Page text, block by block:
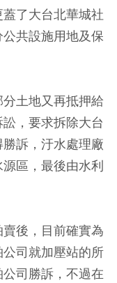
了大台北華城社
共設施用地及保
土地又再抵押給
，要求拆除大台
訴，汙水處理廠
區，最後由水利
後，目前確實為
司就加壓站的所
司勝訴，不過在